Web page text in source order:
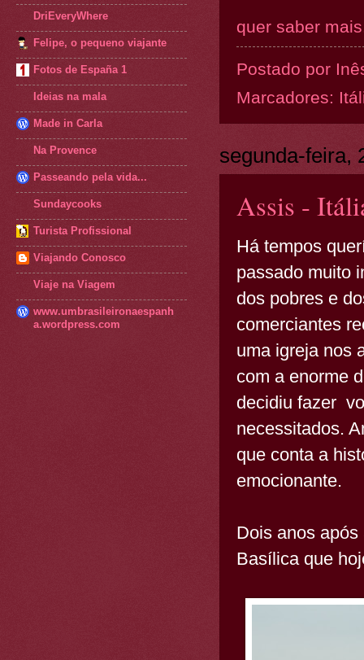
quer saber
Postado por
Marcadores:
segunda-feira,
Assis -
Há tempos
passado muito
dos pobres e
comerciantes
uma igreja nos
com a enorme
decidiu fazer
necessitados.
que conta a
emocionante.
Dois anos
Basílica que
DriEveryWhere
Felipe, o pequeno viajante
Fotos de España 1
Ideias na mala
Made in Carla
Na Provence
Passeando pela vida...
Sundaycooks
Turista Profissional
Viajando Conosco
Viaje na Viagem
www.umbrasileironaespanh
a.wordpress.com